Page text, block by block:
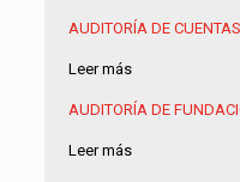
AUDITORÍA DE
Leer más
AUDITORÍA DE
Leer más